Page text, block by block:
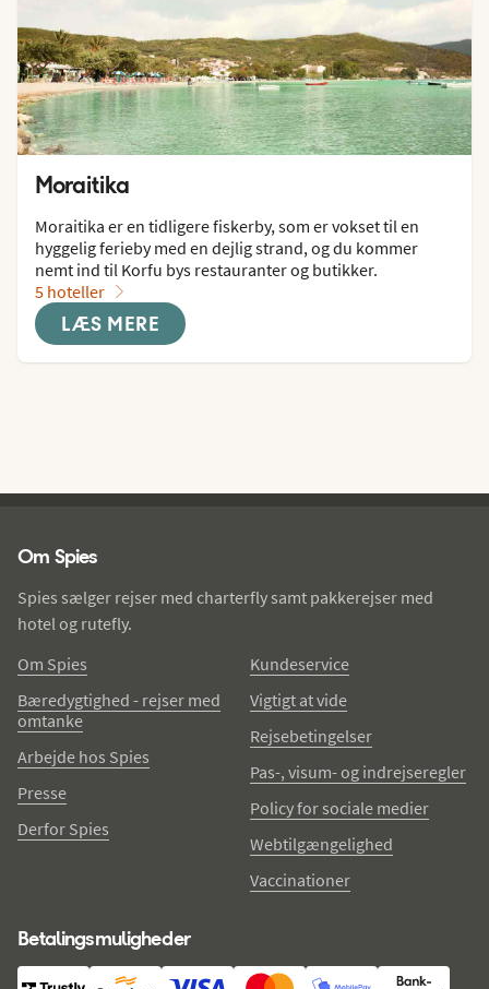
Moraitika
Moraitika er en tidligere fiskerby, som er vokset til en
hyggelig ferieby med en dejlig strand, og du kommer
nemt ind til Korfu bys restauranter og butikker.
5 hoteller
LÆS MERE
Om Spies
Spies sælger rejser med charterfly samt pakkerejser med
hotel og rutefly.
Om Spies
Bæredygtighed - rejser med
omtanke
Arbejde hos Spies
Presse
Derfor Spies
Kundeservice
Vigtigt at vide
Rejsebetingelser
Pas-, visum- og indrejseregler
Policy for sociale medier
Webtilgængelighed
Vaccinationer
Betalingsmuligheder